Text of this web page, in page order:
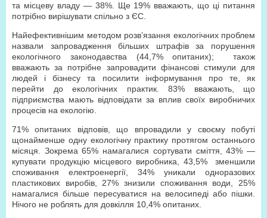
та місцеву владу — 38%. Ще 19% вважають, що ці питання
потрібно вирішувати спільно з ЄС.
Найефективнішим методом розв’язання екологічних проблем
назвали запровадження більших штрафів за порушення
екологічного законодавства (44,7% опитаних); також
вважають за потрібне запровадити фінансові стимули для
людей і бізнесу та посилити інформування про те, як
перейти до екологічних практик. 83% вважають, що
підприємства мають відповідати за вплив своїх виробничих
процесів на екологію.
71% опитаних відповів, що впровадили у своєму побуті
щонайменше одну екологічну практику протягом останнього
місяця. Зокрема 65% намагалися сортувати сміття, 43% —
купувати продукцію місцевого виробника, 43,5% зменшили
споживання електроенергії, 34% уникали одноразових
пластикових виробів, 27% знизили споживання води, 25%
намагалися більше пересуватися на велосипеді або пішки.
Нічого не роблять для довкілля 10,4% опитаних.